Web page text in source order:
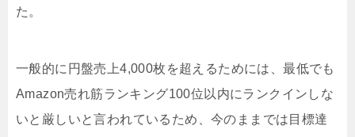
た。
一般的に円盤売上4,000枚を超えるためには、最低でも
Amazon売れ筋ランキング100位以内にランクインしな
いと厳しいと言われているため、今のままでは目標達